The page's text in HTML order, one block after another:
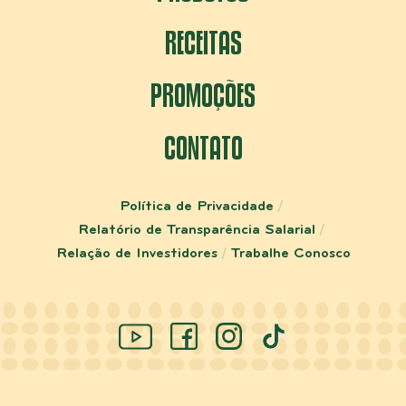
RECEITAS
PROMOÇÕES
CONTATO
Política de Privacidade
Relatório de Transparência Salarial
Relação de Investidores
Trabalhe Conosco